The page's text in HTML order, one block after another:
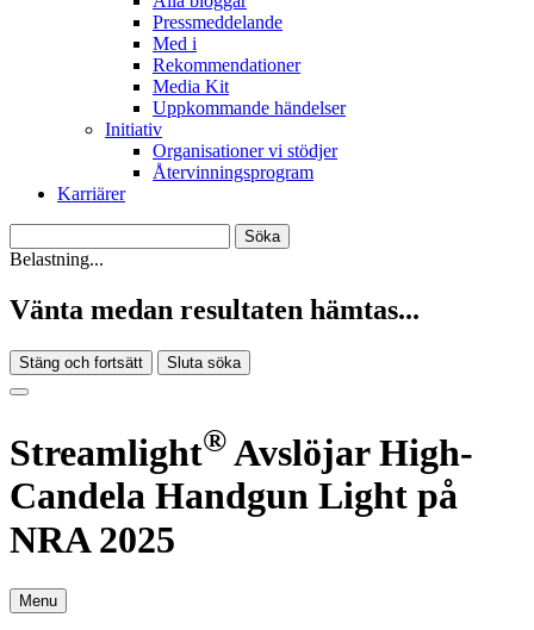
Pressmeddelande
Med i
Rekommendationer
Media Kit
Uppkommande händelser
Initiativ
Organisationer vi stödjer
Återvinningsprogram
Karriärer
Belastning...
Vänta medan resultaten hämtas...
Stäng och fortsätt Sluta söka
Streamlight® Avslöjar High-
Candela Handgun Light på
NRA 2025
Menu